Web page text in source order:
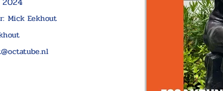
Mick Eekhout